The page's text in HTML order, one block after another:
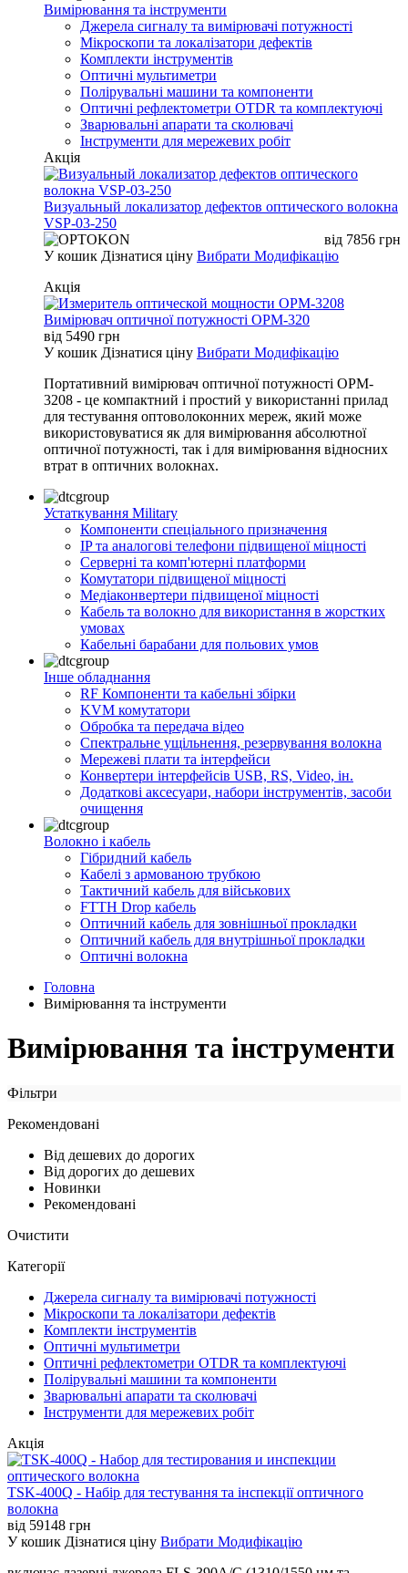
Вимірювання та інструменти
Джерела сигналу та вимірювачі потужності
Мікроскопи та локалізатори дефектів
Комплекти інструментів
Оптичні мультиметри
Полірувальні машини та компоненти
Оптичні рефлектометри OTDR та комплектуючі
Зварювальні апарати та сколювачі
Інструменти для мережевих робіт
Акція
Визуальный локализатор дефектов оптического волокна
VSP-03-250
від 7856 грн
У кошик Дізнатися ціну Вибрати Модифікацію
Акція
Вимірювач оптичної потужності OPM-320
від 5490 грн
У кошик Дізнатися ціну Вибрати Модифікацію
Портативний вимірювач оптичної потужності OPM-
3208 - це компактний і простий у використанні прилад
для тестування оптоволоконних мереж, який може
використовуватися як для вимірювання абсолютної
оптичної потужності, так і для вимірювання відносних
втрат в оптичних волокнах.
Устаткування Military
Компоненти спеціального призначення
IP та аналогові телефони підвищеної міцності
Серверні та комп'ютерні платформи
Комутатори підвищеної міцності
Медіаконвертери підвищеної міцності
Кабель та волокно для використання в жорстких
умовах
Кабельні барабани для польових умов
Інше обладнання
RF Компоненти та кабельні збірки
KVM комутатори
Обробка та передача відео
Спектральне ущільнення, резервування волокна
Мережеві плати та інтерфейси
Конвертери інтерфейсів USB, RS, Video, ін.
Додаткові аксесуари, набори інструментів, засоби
очищення
Волокно і кабель
Гібридний кабель
Кабелі з армованою трубкою
Тактичний кабель для військових
FTTH Drop кабель
Оптичний кабель для зовнішньої прокладки
Оптичний кабель для внутрішньої прокладки
Оптичні волокна
Головна
Вимірювання та інструменти
Вимірювання та інструменти
Фільтри
Рекомендовані
Від дешевих до дорогих
Від дорогих до дешевих
Новинки
Рекомендовані
Очистити
Категорії
Джерела сигналу та вимірювачі потужності
Мікроскопи та локалізатори дефектів
Комплекти інструментів
Оптичні мультиметри
Оптичні рефлектометри OTDR та комплектуючі
Полірувальні машини та компоненти
Зварювальні апарати та сколювачі
Інструменти для мережевих робіт
Акція
TSK-400Q - Набір для тестування та інспекції оптичного
волокна
від 59148 грн
У кошик Дізнатися ціну Вибрати Модифікацію